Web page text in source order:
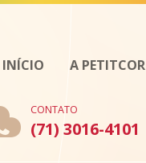
INÍCIO A PETITCOR
CONTATO
(71) 3016-4101